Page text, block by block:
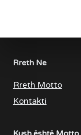
Rreth Ne
Rreth Motto
Kontakti